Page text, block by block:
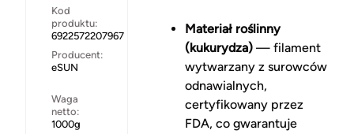
Kod
produktu:
6922572207967
Producent:
eSUN
Waga
netto:
1000g
Materiał roślinny
(kukurydza)— filament
wytwarzany z surowców
odnawialnych,
certyfikowany przez
FDA, co gwarantuje